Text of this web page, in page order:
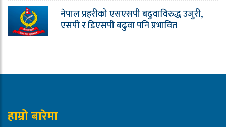
नेपाल प्रहरीको एसएसपी बढुवाविरुद्ध उजुरी,
एसपी र डिएसपी बढुवा पनि प्रभावित
हाम्रो बारेमा